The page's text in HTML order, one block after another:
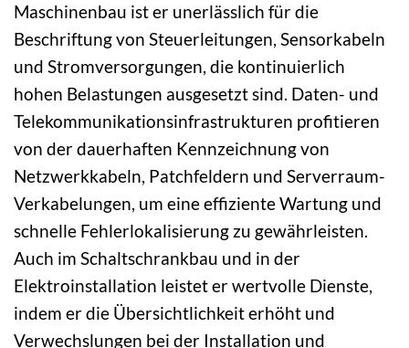
Maschinenbau ist er unerlässlich für die
Beschriftung von Steuerleitungen, Sensorkabeln
und Stromversorgungen, die kontinuierlich
hohen Belastungen ausgesetzt sind. Daten- und
Telekommunikationsinfrastrukturen profitieren
von der dauerhaften Kennzeichnung von
Netzwerkkabeln, Patchfeldern und Serverraum-
Verkabelungen, um eine effiziente Wartung und
schnelle Fehlerlokalisierung zu gewährleisten.
Auch im Schaltschrankbau und in der
Elektroinstallation leistet er wertvolle Dienste,
indem er die Übersichtlichkeit erhöht und
Verwechslungen bei der Installation und